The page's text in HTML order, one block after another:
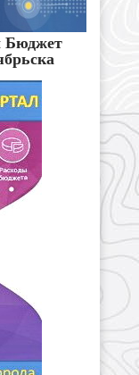
Бюджет